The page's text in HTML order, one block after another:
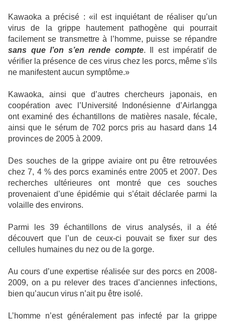
Kawaoka a précisé : «il est inquiétant de réaliser qu’un
virus de la grippe hautement pathogène qui pourrait
facilement se transmettre à l’homme, puisse se répandre
sans que l’on s’en rende compte. Il est impératif de
vérifier la présence de ces virus chez les porcs, même s’ils
ne manifestent aucun symptôme.»
Kawaoka, ainsi que d’autres chercheurs japonais, en
coopération avec l’Université Indonésienne d’Airlangga
ont examiné des échantillons de matières nasale, fécale,
ainsi que le sérum de 702 porcs pris au hasard dans 14
provinces de 2005 à 2009.
Des souches de la grippe aviaire ont pu être retrouvées
chez 7, 4 % des porcs examinés entre 2005 et 2007. Des
recherches ultérieures ont montré que ces souches
provenaient d’une épidémie qui s’était déclarée parmi la
volaille des environs.
Parmi les 39 échantillons de virus analysés, il a été
découvert que l’un de ceux-ci pouvait se fixer sur des
cellules humaines du nez ou de la gorge.
Au cours d’une expertise réalisée sur des porcs en 2008-
2009, on a pu relever des traces d’anciennes infections,
bien qu’aucun virus n’ait pu être isolé.
L’homme n’est généralement pas infecté par la grippe